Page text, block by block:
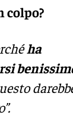
colpo?
ha